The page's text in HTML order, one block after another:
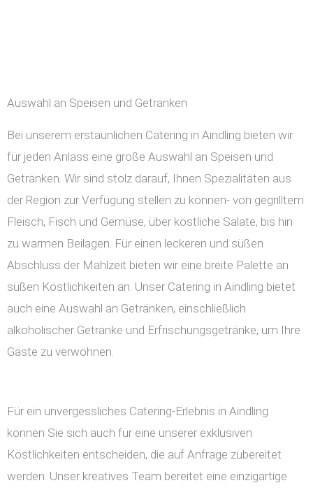
Auswahl an Speisen und Getränken
Bei unserem erstaunlichen Catering in Aindling bieten wir
für jeden Anlass eine große Auswahl an Speisen und
Getränken. Wir sind stolz darauf, Ihnen Spezialitäten aus
der Region zur Verfügung stellen zu können- von gegrilltem
Fleisch, Fisch und Gemüse, über köstliche Salate, bis hin
zu warmen Beilagen. Für einen leckeren und süßen
Abschluss der Mahlzeit bieten wir eine breite Palette an
süßen Köstlichkeiten an. Unser Catering in Aindling bietet
auch eine Auswahl an Getränken, einschließlich
alkoholischer Getränke und Erfrischungsgetränke, um Ihre
Gäste zu verwöhnen.
Für ein unvergessliches Catering-Erlebnis in Aindling
können Sie sich auch für eine unserer exklusiven
Köstlichkeiten entscheiden, die auf Anfrage zubereitet
werden. Unser kreatives Team bereitet eine einzigartige